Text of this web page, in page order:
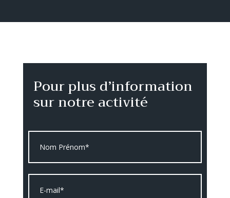
Pour plus d’information
sur notre activité